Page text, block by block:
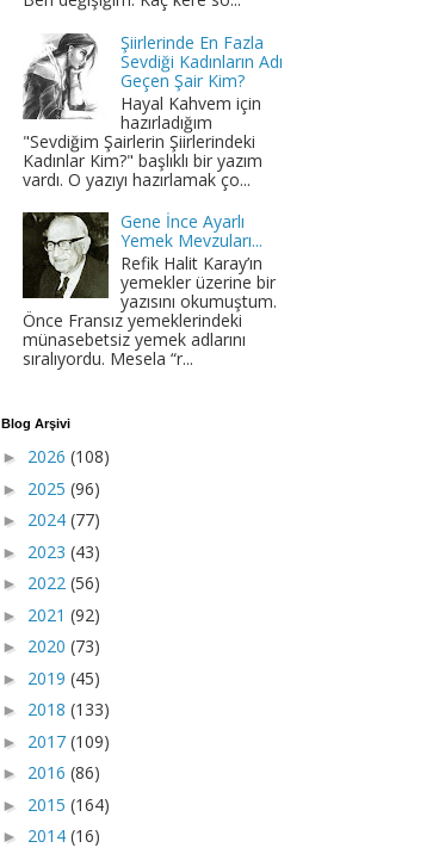
Şiirlerinde En Fazla
Sevdiği Kadınların Adı
Geçen Şair Kim?
Hayal Kahvem için
hazırladığım
"Sevdiğim Şairlerin Şiirlerindeki
Kadınlar Kim?" başlıklı bir yazım
vardı. O yazıyı hazırlamak ço...
Gene İnce Ayarlı
Yemek Mevzuları...
Refik Halit Karay’ın
yemekler üzerine bir
yazısını okumuştum.
Önce Fransız yemeklerindeki
münasebetsiz yemek adlarını
sıralıyordu. Mesela “r...
Blog Arşivi
► 2026 (108)
► 2025 (96)
► 2024 (77)
► 2023 (43)
► 2022 (56)
► 2021 (92)
► 2020 (73)
► 2019 (45)
► 2018 (133)
► 2017 (109)
► 2016 (86)
► 2015 (164)
► 2014 (16)